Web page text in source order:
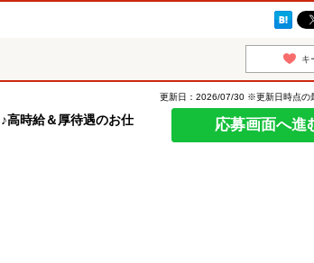
キ
時給＆厚待遇のお仕
更新日：2026/07/30 ※更新日時点の
応募画面へ進